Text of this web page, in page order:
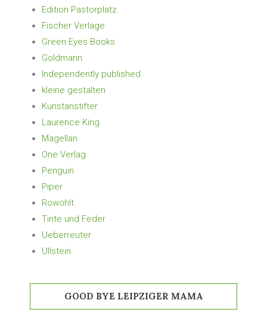
Edition Pastorplatz
Fischer Verlage
Green Eyes Books
Goldmann
Independently published
kleine gestalten
Kunstanstifter
Laurence King
Magellan
One Verlag
Penguin
Piper
Rowohlt
Tinte und Feder
Ueberreuter
Ullstein
GOOD BYE LEIPZIGER MAMA